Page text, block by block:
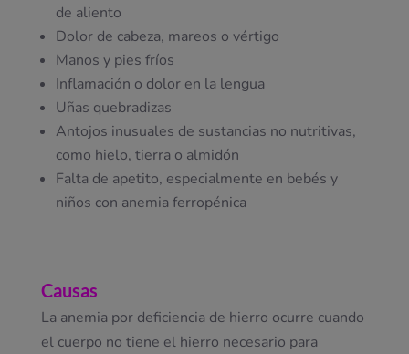
de aliento
Dolor de cabeza, mareos o vértigo
Manos y pies fríos
Inflamación o dolor en la lengua
Uñas quebradizas
Antojos inusuales de sustancias no nutritivas,
como hielo, tierra o almidón
Falta de apetito, especialmente en bebés y
niños con anemia ferropénica
Causas
La anemia por deficiencia de hierro ocurre cuando
el cuerpo no tiene el hierro necesario para